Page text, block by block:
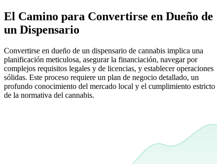
El Camino para Convertirse en Dueño de
un Dispensario
Convertirse en dueño de un dispensario de cannabis implica una
planificación meticulosa, asegurar la financiación, navegar por
complejos requisitos legales y de licencias, y establecer operaciones
sólidas. Este proceso requiere un plan de negocio detallado, un
profundo conocimiento del mercado local y el cumplimiento estricto
de la normativa del cannabis.